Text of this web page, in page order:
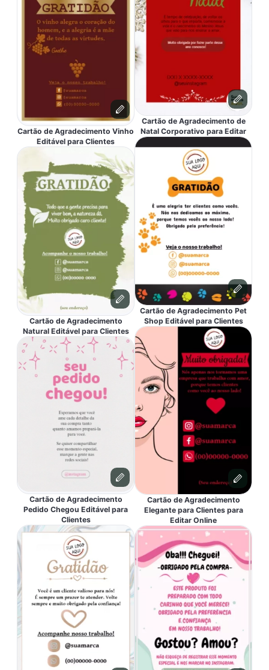
Cartão de Agradecimento Vinho
Editável para Clientes
Cartão de Agradecimento
Natural Editável para Clientes
Cartão de Agradecimento
Pedido Chegou Editável para
Clientes
Cartão de Agradecimento de
Natal Corporativo para Editar
Cartão de Agradecimento Pet
Shop Editável para Clientes
Cartão de Agradecimento
Elegante para Clientes para
Editar Online